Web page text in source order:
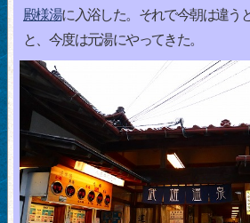
殿様湯に入浴した。それで今朝は違う
と、今度は元湯にやってきた。